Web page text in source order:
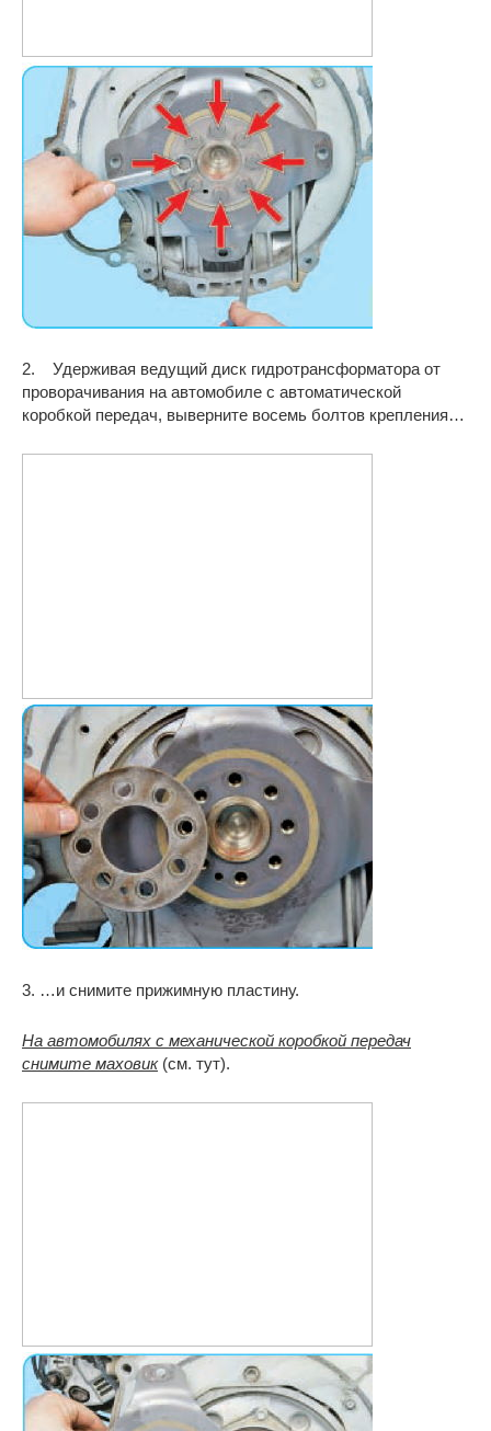
2. Удерживая ведущий диск гидротрансформатора от
проворачивания на автомобиле с автоматической
коробкой передач, выверните восемь болтов крепления…
3. …и снимите прижимную пластину.
На автомобилях с механической коробкой передач
снимите маховик(см. тут).